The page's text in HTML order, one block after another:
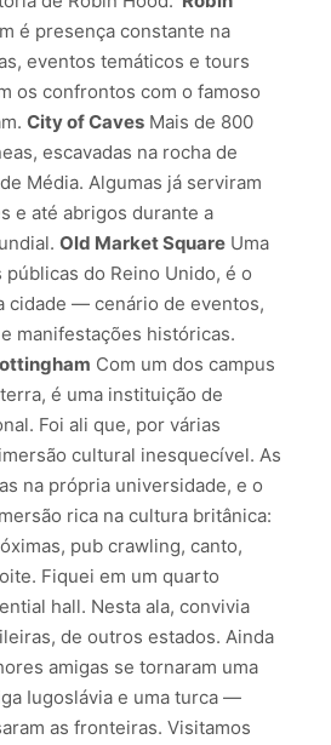
é presença constante na
eventos temáticos e tours
os confrontos com o famoso
City of Caves Mais de 800
escavadas na rocha de
Média. Algumas já serviram
e até abrigos durante a
Old Market Square Uma
do Reino Unido, é o
cidade — cenário de eventos,
manifestações históricas.
Com um dos campus
é uma instituição de
Foi ali que, por várias
cultural inesquecível. As
na própria universidade, e o
rica na cultura britânica:
pub crawling, canto,
Fiquei em um quarto
hall. Nesta ala, convivia
de outros estados. Ainda
amigas se tornaram uma
Iugoslávia e uma turca —
as fronteiras. Visitamos